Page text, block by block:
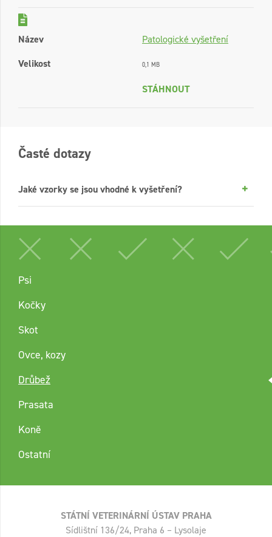
Název
Patologické vyšetření
Velikost
0,1 MB
STÁHNOUT
Časté dotazy
Jaké vzorky se jsou vhodné k vyšetření?
Psi
Kočky
Skot
Ovce, kozy
Drůbež
Prasata
Koně
Ostatní
STÁTNÍ VETERINÁRNÍ ÚSTAV PRAHA
Sídlištní 136/24, Praha 6 – Lysolaje